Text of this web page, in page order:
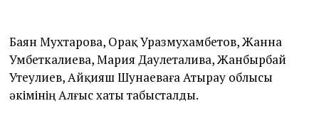
Баян Мухтарова, Орақ Уразмухамбетов, Жанна
Умбеткалиева, Мария Даулеталива, Жанбырбай
Утеулиев, Айқияш Шунаеваға Атырау облысы
әкімінің Алғыс хаты табысталды.